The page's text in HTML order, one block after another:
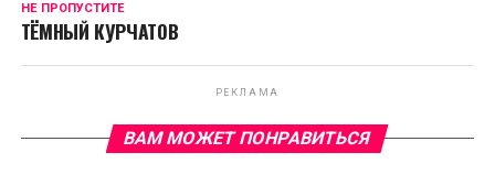
НЕ ПРОПУСТИТЕ
ТЁМНЫЙ КУРЧАТОВ
РЕКЛАМА
ВАМ МОЖЕТ ПОНРАВИТЬСЯ